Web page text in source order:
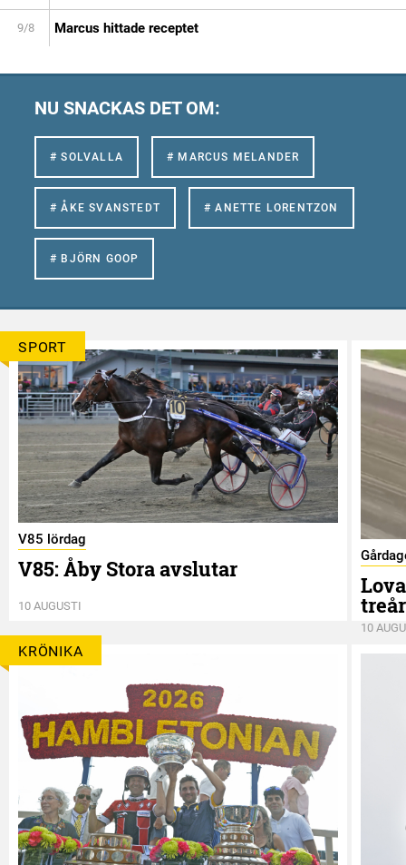
9/8 Marcus hittade receptet
NU SNACKAS DET OM:
# SOLVALLA # MARCUS MELANDER
# ÅKE SVANSTEDT # ANETTE LORENTZON
# BJÖRN GOOP
SPORT
V85 lördag
V85: Åby Stora avslutar
10 AUGUSTI
10
KRÖNIKA